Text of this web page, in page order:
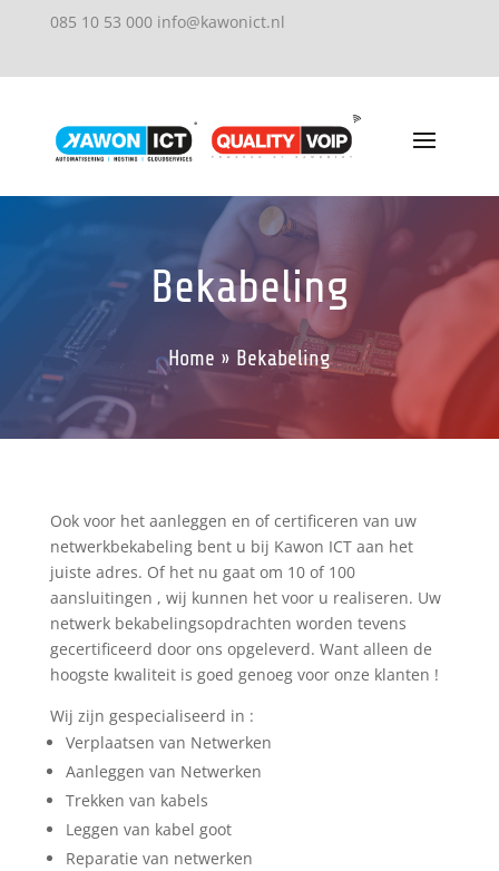
085 10 53 000 info@kawonict.nl
Bekabeling
Home » Bekabeling
Ook voor het aanleggen en of certificeren van uw
netwerkbekabeling bent u bij Kawon ICT aan het
juiste adres. Of het nu gaat om 10 of 100
aansluitingen , wij kunnen het voor u realiseren. Uw
netwerk bekabelingsopdrachten worden tevens
gecertificeerd door ons opgeleverd. Want alleen de
hoogste kwaliteit is goed genoeg voor onze klanten !
Wij zijn gespecialiseerd in :
Verplaatsen van Netwerken
Aanleggen van Netwerken
Trekken van kabels
Leggen van kabel goot
Reparatie van netwerken